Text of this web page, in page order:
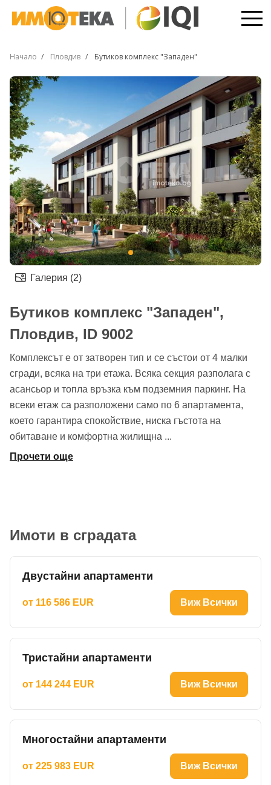
Начало Пловдив Бутиков комплекс "Западен"
Галерия (2)
Бутиков комплекс "Западен",
Пловдив, ID 9002
Комплексът е от затворен тип и се състои от 4 малки
сгради, всяка на три етажа. Всяка секция разполага с
асансьор и топла връзка към подземния паркинг. На
всеки етаж са разположени само по 6 апартамента,
което гарантира спокойствие, ниска гъстота на
обитаване и комфортна жилищна ...
Прочети още
Имоти в сградата
Двустайни апартаменти
от 116 586 EUR Виж Всички
Тристайни апартаменти
от 144 244 EUR Виж Всички
Многостайни апартаменти
от 225 983 EUR Виж Всички